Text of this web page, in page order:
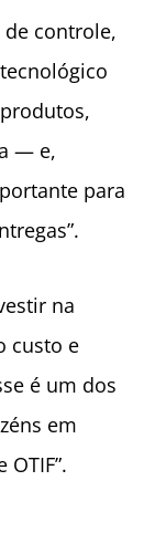
controle,
— e,
para
na
custo e
é um dos
em